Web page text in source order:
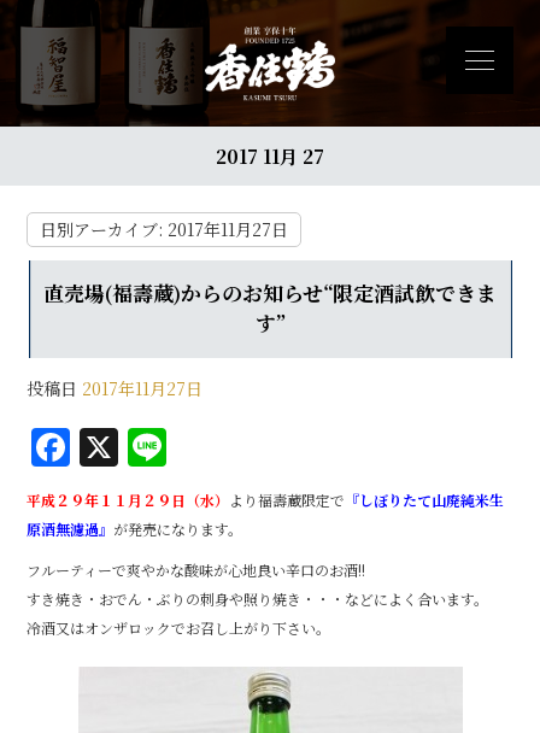
2017 11月 27
日別アーカイブ: 2017年11月27日
直売場(福壽蔵)からのお知らせ“限定酒試飲できま
す”
投稿日 2017年11月27日
F
a
c
e
b
o
o
X
n
e
平成２９年１１月２９日（水） より福壽蔵限定で 『しぼりたて山廃純米生
原酒無濾過』 が発売になります。
フルーティーで爽やかな酸味が心地良い辛口のお酒!!
すき焼き・おでん・ぶりの刺身や照り焼き・・・などによく合います。
冷酒又はオンザロックでお召し上がり下さい。